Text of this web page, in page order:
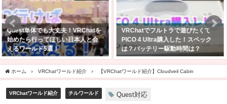
VRChatでフルトラで遊びたくて
PICO 4 Ultra購入した！スペック
は？バッテリー駆動時間は？
【Unity2022】VRChatにワールド
をアップロード！入れたアセット
とその設定方法【Still Blue】
ホーム VRChatワールド紹介 【VRChatワールド紹介】Cloudveil Cabin
VRChatワールド紹介 チルワールド Quest対応